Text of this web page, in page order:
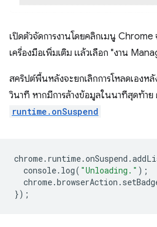
เปิดตัวจัดการงานโดยคลิกเมนู Chrome
เครื่องมือเพิ่มเติม แล้วเลือก "งาน
สคริปต์พื้นหลังจะยกเลิกการโหลดเองหลั
วินาที หากมีการล้างข้อมูลในนาทีสุดท้าย
runtime.onSuspend
chrome. runtime.onSuspend .
console. log( "Unloading." );
chrome.browserAction .
});